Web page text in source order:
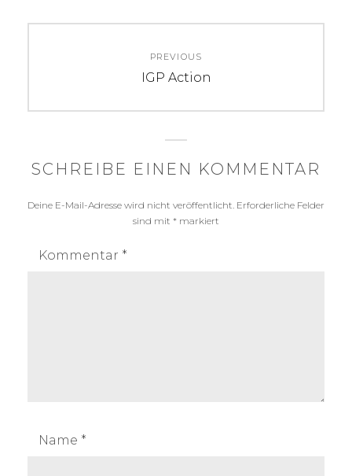
PREVIOUS
Previous
IGP Action
SCHREIBE EINEN KOMMENTAR
Deine E-Mail-Adresse wird nicht veröffentlicht. Erforderliche Felder
sind mit * markiert
Kommentar *
Name *